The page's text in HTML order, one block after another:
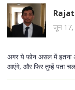
जून 17,
अगर ये फोन असल में इतना
आएंगे, और फिर तुम्हें पता चल